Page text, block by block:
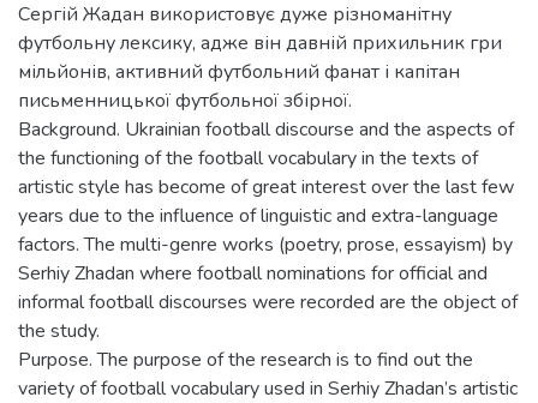
Сергій Жадан використовує дуже різноманітну
футбольну лексику, адже він давній прихильник гри
мільйонів, активний футбольний фанат і капітан
письменницької футбольної збірної.
Background. Ukrainian football discourse and the aspects of
the functioning of the football vocabulary in the texts of
artistic style has become of great interest over the last few
years due to the influence of linguistic and extra-language
factors. The multi-genre works (poetry, prose, essayism) by
Serhiy Zhadan where football nominations for official and
informal football discourses were recorded are the object of
the study.
Purpose. The purpose of the research is to find out the
variety of football vocabulary used in Serhiy Zhadan’s artistic